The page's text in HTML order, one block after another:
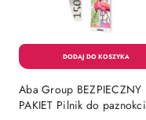
Aba Group BEZPIECZNY
PAKIET Pilnik do paznokci